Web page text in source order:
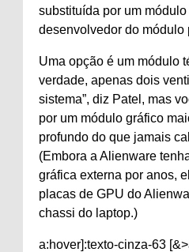
substituída por um
desenvolvedor do módulo
Uma opção é um módulo
verdade, apenas dois
sistema”, diz Patel, mas
por um módulo gráfico
profundo do que jamais
(Embora a Alienware
gráfica externa por anos,
placas de GPU do
chassi do laptop.)
a:hover]:texto-cinza-63